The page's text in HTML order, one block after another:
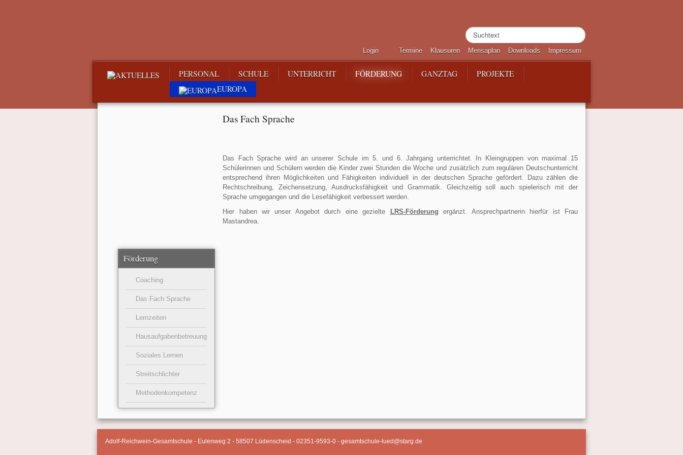
Suchen
...
Login
Termine Klausuren Mensaplan Downloads Impressum
PERSONAL SCHULE UNTERRICHT FÖRDERUNG GANZTAG
PROJEKTE
EUROPA
Das Fach Sprache
Das Fach Sprache wird an unserer Schule im 5. und 6. Jahrgang unterrichtet. In Kleingruppen von maximal 15
Schülerinnen und Schülern werden die Kinder zwei Stunden die Woche und zusätzlich zum regulären Deutschunterricht
entsprechend ihren Möglichkeiten und Fähigkeiten individuell in der deutschen Sprache gefördert. Dazu zählen die
Rechtschreibung, Zeichensetzung, Ausdrucksfähigkeit und Grammatik. Gleichzeitig soll auch spielerisch mit der
Sprache umgegangen und die Lesefähigkeit verbessert werden.
Hier haben wir unser Angebot durch eine gezielte LRS-Förderung ergänzt. Ansprechpartnerin hierfür ist Frau
Mastandrea.
Förderung
Coaching
Das Fach Sprache
Lernzeiten
Hausaufgabenbetreuung
Soziales Lernen
Streitschlichter
Methodenkompetenz
Adolf-Reichwein-Gesamtschule - Eulenweg 2 - 58507 Lüdenscheid - 02351-9593-0 - gesamtschule-lued@starg.de